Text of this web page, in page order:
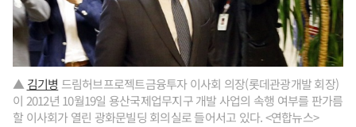
▲김기병 드림허브프로젝트금융투자 이사회 의장(롯데관광개발 회장)
이 2012년 10월19일 용산국제업무지구 개발 사업의 속행 여부를 판가름
할 이사회가 열린 광화문빌딩 회의실로 들어서고 있다. <연합뉴스>